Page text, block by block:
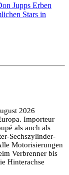
Jupps Erben
Stars in
2026
Importeur
als auch als
Sechszylinder-
Motorisierungen
Verbrenner bis
Hinterachse